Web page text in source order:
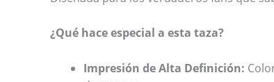
¿Qué hace especial a esta taza?
Impresión de Alta Definición: